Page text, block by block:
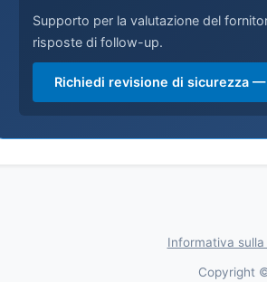
Supporto per la valutazione del
risposte di follow-up.
Richiedi revisione di sicurezza
Informativa
Copyright